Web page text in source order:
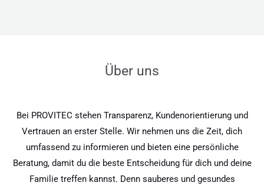
Über uns
Bei PROVITEC stehen Transparenz, Kundenorientierung und
Vertrauen an erster Stelle. Wir nehmen uns die Zeit, dich
umfassend zu informieren und bieten eine persönliche
Beratung, damit du die beste Entscheidung für dich und deine
Familie treffen kannst. Denn sauberes und gesundes